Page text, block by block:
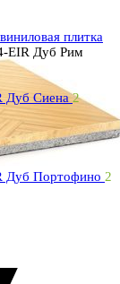
плитка
EIR Дуб Рим
Дуб Сиена2
Дуб Портофино 2